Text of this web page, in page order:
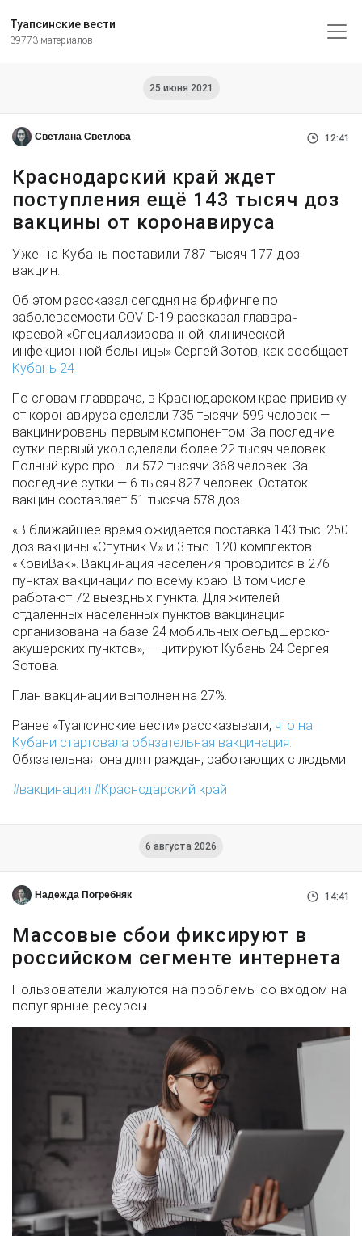
Туапсинские вести
39773 материалов
25 июня 2021
Светлана Светлова 12:41
Краснодарский край ждет
поступления ещё 143 тысяч доз
вакцины от коронавируса
Уже на Кубань поставили 787 тысяч 177 доз
вакцин.
Об этом рассказал сегодня на брифинге по
заболеваемости COVID-19 рассказал главврач
краевой «Специализированной клинической
инфекционной больницы» Сергей Зотов, как сообщает
Кубань 24
По словам главврача, в Краснодарском крае прививку
от коронавируса сделали 735 тысячи 599 человек —
вакцинированы первым компонентом. За последние
сутки первый укол сделали более 22 тысяч человек.
Полный курс прошли 572 тысячи 368 человек. За
последние сутки — 6 тысяч 827 человек. Остаток
вакцин составляет 51 тысяча 578 доз.
«В ближайшее время ожидается поставка 143 тыс. 250
доз вакцины «Спутник V» и 3 тыс. 120 комплектов
«КовиВак». Вакцинация населения проводится в 276
пунктах вакцинации по всему краю. В том числе
работают 72 выездных пункта. Для жителей
отдаленных населенных пунктов вакцинация
организована на базе 24 мобильных фельдшерско-
акушерских пунктов», — цитируют Кубань 24 Сергея
Зотова.
План вакцинации выполнен на 27%.
Ранее «Туапсинские вести» рассказывали, что на
Кубани стартовала обязательная вакцинация.
Обязательная она для граждан, работающих с людьми.
вакцинация
Краснодарский край
6 августа 2026
Надежда Погребняк 14:41
Массовые сбои фиксируют в
российском сегменте интернета
Пользователи жалуются на проблемы со входом на
популярные ресурсы